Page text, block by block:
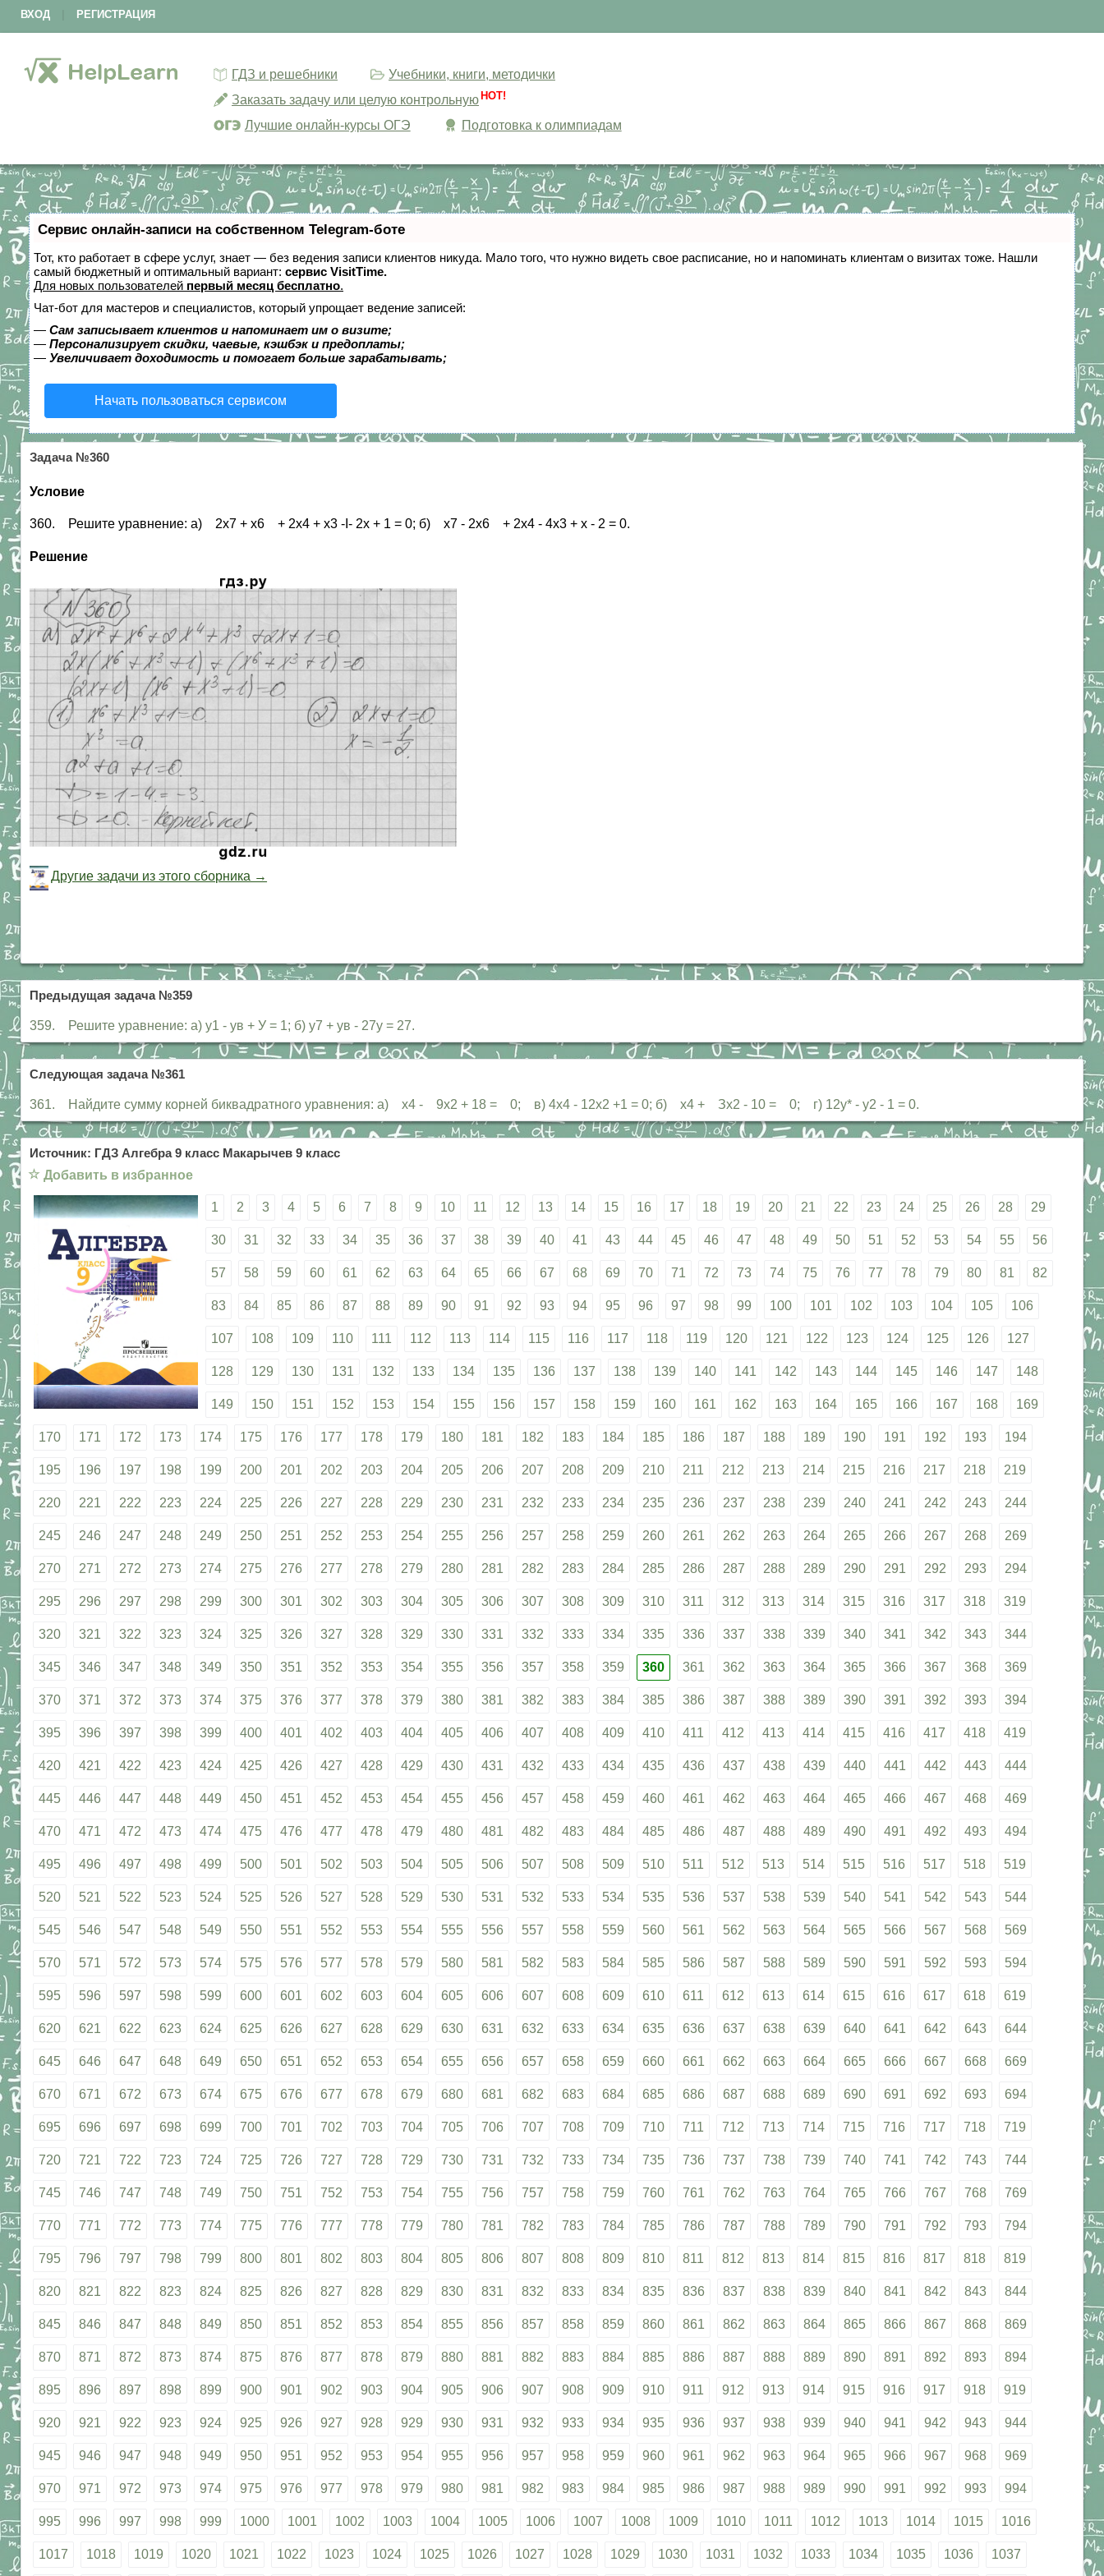
ВХОД РЕГИСТРАЦИЯ
ГДЗ и решебники
Учебники, книги, методички
Заказать задачу или целую контрольную HOT!
Лучшие онлайн-курсы ОГЭ Подготовка к олимпиадам
Сервис онлайн-записи на собственном Telegram-боте
Тот, кто работает в сфере услуг, знает — без ведения записи клиентов никуда. Мало того, что нужно видеть свое расписание, но и напоминать клиентам о визитах тоже. Нашли
самый бюджетный и оптимальный вариант: сервис VisitTime.
Для новых пользователей первый месяц бесплатно.
Чат-бот для мастеров и специалистов, который упрощает ведение записей:
— Сам записывает клиентов и напоминает им о визите;
— Персонализирует скидки, чаевые, кэшбэк и предоплаты;
— Увеличивает доходимость и помогает больше зарабатывать;
Начать пользоваться сервисом
Задача №360
Условие
360. Решите уравнение: а) 2х7 + х6 + 2х4 + х3 -I- 2х + 1 = 0; б) х7 - 2х6 + 2х4 - 4х3 + х - 2 = 0.
Решение
Другие задачи из этого сборника →
Предыдущая задача №359
359. Решите уравнение: а) у1 - ув + У = 1; б) у7 + ув - 27у = 27.
Следующая задача №361
361. Найдите сумму корней биквадратного уравнения: а) х4 - 9х2 + 18 = 0; в) 4х4 - 12х2 +1 = 0; б) х4 + Зх2 - 10 = 0; г) 12у* - у2 - 1 = 0.
Источник: ГДЗ Алгебра 9 класс Макарычев 9 класс
☆ Добавить в избранное
1 2 3 4 5 6 7 8 9 10 11 12 13 14 15 16 17 18 19 20 21 22 23 24 25 26 28 29
30 31 32 33 34 35 36 37 38 39 40 41 43 44 45 46 47 48 49 50 51 52 53 54 55 56
57 58 59 60 61 62 63 64 65 66 67 68 69 70 71 72 73 74 75 76 77 78 79 80 81 82
83 84 85 86 87 88 89 90 91 92 93 94 95 96 97 98 99 100 101 102 103 104 105 106
107 108 109 110 111 112 113 114 115 116 117 118 119 120 121 122 123 124 125 126 127
128 129 130 131 132 133 134 135 136 137 138 139 140 141 142 143 144 145 146 147 148
149 150 151 152 153 154 155 156 157 158 159 160 161 162 163 164 165 166 167 168 169
170 171 172 173 174 175 176 177 178 179 180 181 182 183 184 185 186 187 188 189 190 191 192 193 194
195 196 197 198 199 200 201 202 203 204 205 206 207 208 209 210 211 212 213 214 215 216 217 218 219
220 221 222 223 224 225 226 227 228 229 230 231 232 233 234 235 236 237 238 239 240 241 242 243 244
245 246 247 248 249 250 251 252 253 254 255 256 257 258 259 260 261 262 263 264 265 266 267 268 269
270 271 272 273 274 275 276 277 278 279 280 281 282 283 284 285 286 287 288 289 290 291 292 293 294
295 296 297 298 299 300 301 302 303 304 305 306 307 308 309 310 311 312 313 314 315 316 317 318 319
320 321 322 323 324 325 326 327 328 329 330 331 332 333 334 335 336 337 338 339 340 341 342 343 344
345 346 347 348 349 350 351 352 353 354 355 356 357 358 359 360 361 362 363 364 365 366 367 368 369
370 371 372 373 374 375 376 377 378 379 380 381 382 383 384 385 386 387 388 389 390 391 392 393 394
395 396 397 398 399 400 401 402 403 404 405 406 407 408 409 410 411 412 413 414 415 416 417 418 419
420 421 422 423 424 425 426 427 428 429 430 431 432 433 434 435 436 437 438 439 440 441 442 443 444
445 446 447 448 449 450 451 452 453 454 455 456 457 458 459 460 461 462 463 464 465 466 467 468 469
470 471 472 473 474 475 476 477 478 479 480 481 482 483 484 485 486 487 488 489 490 491 492 493 494
495 496 497 498 499 500 501 502 503 504 505 506 507 508 509 510 511 512 513 514 515 516 517 518 519
520 521 522 523 524 525 526 527 528 529 530 531 532 533 534 535 536 537 538 539 540 541 542 543 544
545 546 547 548 549 550 551 552 553 554 555 556 557 558 559 560 561 562 563 564 565 566 567 568 569
570 571 572 573 574 575 576 577 578 579 580 581 582 583 584 585 586 587 588 589 590 591 592 593 594
595 596 597 598 599 600 601 602 603 604 605 606 607 608 609 610 611 612 613 614 615 616 617 618 619
620 621 622 623 624 625 626 627 628 629 630 631 632 633 634 635 636 637 638 639 640 641 642 643 644
645 646 647 648 649 650 651 652 653 654 655 656 657 658 659 660 661 662 663 664 665 666 667 668 669
670 671 672 673 674 675 676 677 678 679 680 681 682 683 684 685 686 687 688 689 690 691 692 693 694
695 696 697 698 699 700 701 702 703 704 705 706 707 708 709 710 711 712 713 714 715 716 717 718 719
720 721 722 723 724 725 726 727 728 729 730 731 732 733 734 735 736 737 738 739 740 741 742 743 744
745 746 747 748 749 750 751 752 753 754 755 756 757 758 759 760 761 762 763 764 765 766 767 768 769
770 771 772 773 774 775 776 777 778 779 780 781 782 783 784 785 786 787 788 789 790 791 792 793 794
795 796 797 798 799 800 801 802 803 804 805 806 807 808 809 810 811 812 813 814 815 816 817 818 819
820 821 822 823 824 825 826 827 828 829 830 831 832 833 834 835 836 837 838 839 840 841 842 843 844
845 846 847 848 849 850 851 852 853 854 855 856 857 858 859 860 861 862 863 864 865 866 867 868 869
870 871 872 873 874 875 876 877 878 879 880 881 882 883 884 885 886 887 888 889 890 891 892 893 894
895 896 897 898 899 900 901 902 903 904 905 906 907 908 909 910 911 912 913 914 915 916 917 918 919
920 921 922 923 924 925 926 927 928 929 930 931 932 933 934 935 936 937 938 939 940 941 942 943 944
945 946 947 948 949 950 951 952 953 954 955 956 957 958 959 960 961 962 963 964 965 966 967 968 969
970 971 972 973 974 975 976 977 978 979 980 981 982 983 984 985 986 987 988 989 990 991 992 993 994
995 996 997 998 999 1000 1001 1002 1003 1004 1005 1006 1007 1008 1009 1010 1011 1012 1013 1014 1015 1016
1017 1018 1019 1020 1021 1022 1023 1024 1025 1026 1027 1028 1029 1030 1031 1032 1033 1034 1035 1036 1037